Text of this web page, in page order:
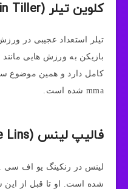
کلوین تیلر (Kelvin Tiller)
تیلر استعداد عجیبی در
بازیکن به ورزش هایی
کامل دارد و همین موضوع
mma شده است.
فالیپ لینس (Philipe Lins)
شده است. او تا قبل از این